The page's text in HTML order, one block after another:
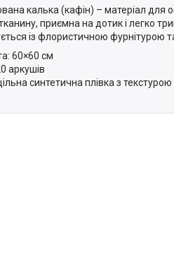
калька (кафін) – матеріал для
приємна на дотик і легко
із флористичною фурнітурою
60×60 см
аркушів
синтетична плівка з текстурою